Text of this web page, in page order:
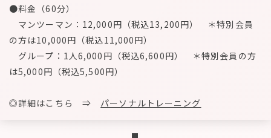
●料金（60分）
マンツーマン：12,000円（税込13,200円） ＊特別会員
の方は10,000円（税込11,000円）
グループ：1人6,000円（税込6,600円） ＊特別会員の方
は5,000円（税込5,500円）
◎詳細はこちら ⇒ パーソナルトレーニング